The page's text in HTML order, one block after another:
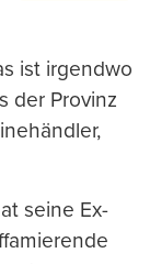
ist irgendwo
der Provinz
seine Ex-